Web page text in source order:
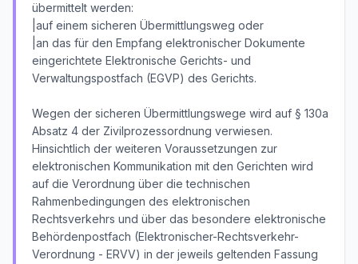
übermittelt werden:
|auf einem sicheren Übermittlungsweg oder
|an das für den Empfang elektronischer Dokumente
eingerichtete Elektronische Gerichts- und
Verwaltungspostfach (EGVP) des Gerichts.
Wegen der sicheren Übermittlungswege wird auf § 130a
Absatz 4 der Zivilprozessordnung verwiesen.
Hinsichtlich der weiteren Voraussetzungen zur
elektronischen Kommunikation mit den Gerichten wird
auf die Verordnung über die technischen
Rahmenbedingungen des elektronischen
Rechtsverkehrs und über das besondere elektronische
Behördenpostfach (Elektronischer-Rechtsverkehr-
Verordnung - ERVV) in der jeweils geltenden Fassung